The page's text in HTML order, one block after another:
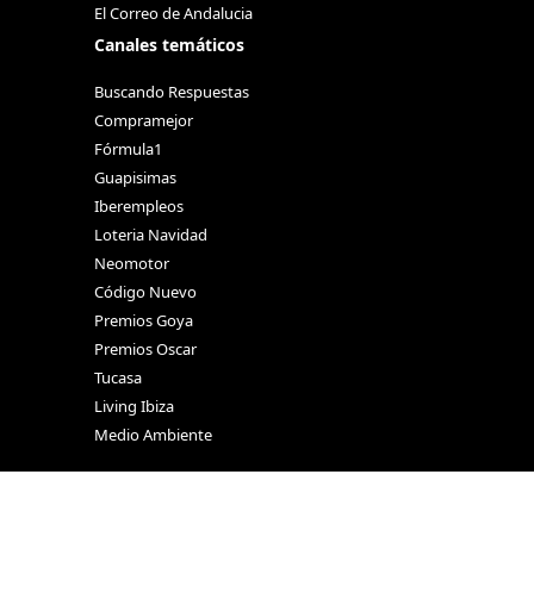
El Correo de Andalucia
Canales temáticos
Buscando Respuestas
Compramejor
Fórmula1
Guapisimas
Iberempleos
Loteria Navidad
Neomotor
Código Nuevo
Premios Goya
Premios Oscar
Tucasa
Living Ibiza
Medio Ambiente